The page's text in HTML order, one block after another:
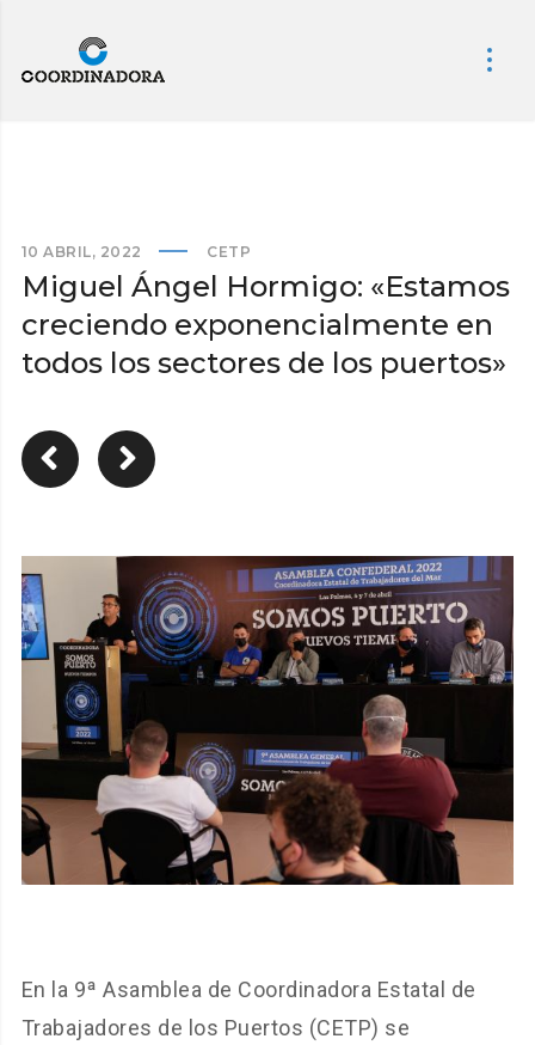
10 ABRIL, 2022 CETP
Miguel Ángel Hormigo: «Estamos
creciendo exponencialmente en
todos los sectores de los puertos»
En la 9ª Asamblea de Coordinadora Estatal de
Trabajadores de los Puertos (CETP) se